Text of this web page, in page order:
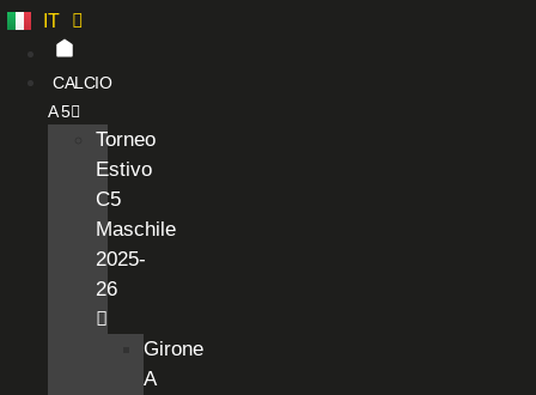
IT
ES
CALCIO
A 5
Torneo
Estivo
C5
Maschile
2025-
26
Girone
A